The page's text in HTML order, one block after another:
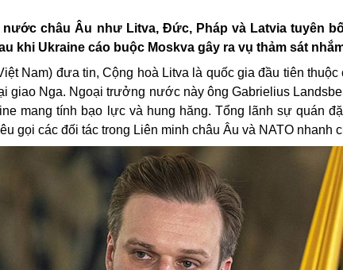
nước châu Âu như Litva, Đức, Pháp và Latvia tuyên
khi Ukraine cáo buộc Moskva gây ra vụ thảm sát
Nam) đưa tin, Cộng hoà Litva là quốc gia đầu tiên
giao Nga. Ngoại trưởng nước này ông Gabrielius
mang tính bạo lực và hung hăng. Tổng lãnh sự quán
gọi các đối tác trong Liên minh châu Âu và NATO nhanh